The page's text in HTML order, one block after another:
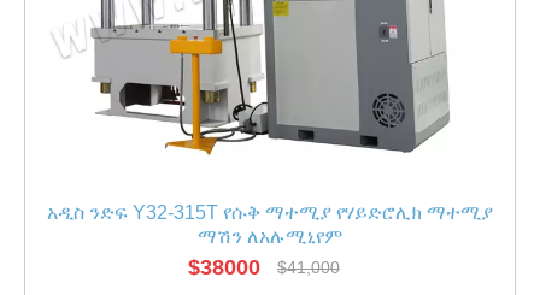
አዲስ ንድፍ Y32-315T የሱቅ ማተሚያ የሃይድሮሊክ ማተሚያ
ማሽን ለአሉሚኒየም
$38000 $41,000